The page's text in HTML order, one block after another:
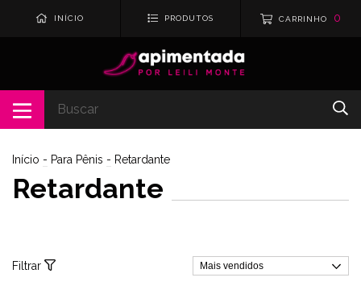
INÍCIO PRODUTOS CARRINHO 0
Início - Para Pênis - Retardante
Retardante
Filtrar